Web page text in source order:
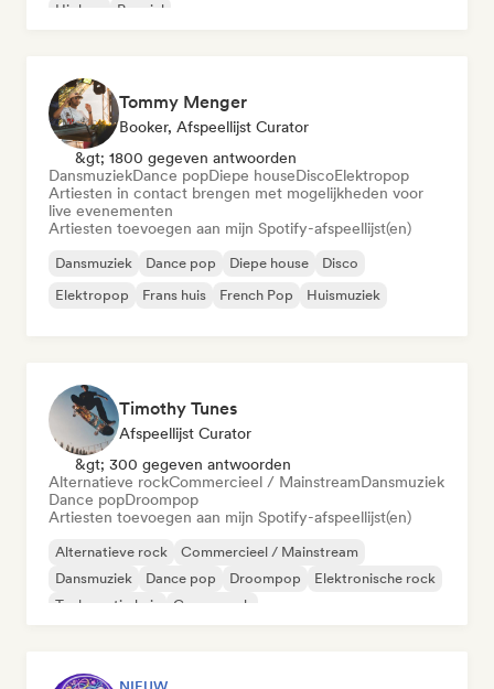
Hiphop
Popziel
Tommy Menger
Booker, Afspeellijst Curator
&gt; 1800 gegeven antwoorden
DansmuziekDance popDiepe houseDiscoElektropop
Artiesten in contact brengen met mogelijkheden voor
live evenementen
Artiesten toevoegen aan mijn Spotify-afspeellijst(en)
Dansmuziek Dance pop Diepe house
Disco
Elektropop
Frans huis French Pop Huismuziek
Timothy Tunes
Afspeellijst Curator
&gt; 300 gegeven antwoorden
Alternatieve rockCommercieel / MainstreamDansmuziek
Dance popDroompop
Artiesten toevoegen aan mijn Spotify-afspeellijst(en)
Alternatieve rock
Commercieel / Mainstream
Dansmuziek
Dance pop Droompop
Elektronische rock
Toekomstig huis
Garagerock
NIEUW